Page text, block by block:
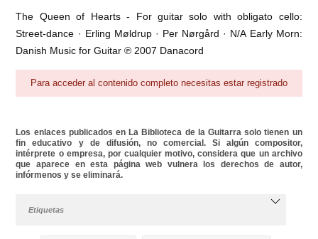
Área personal Reproductor
The Queen of Hearts - For guitar solo with obligato cello:
Street-dance · Erling Møldrup · Per Nørgård · N/A Early Morn:
Danish Music for Guitar ℗ 2007 Danacord
Para acceder al contenido completo necesitas estar registrado
Los enlaces publicados en La Biblioteca de la Guitarra solo tienen un
fin educativo y de difusión, no comercial. Si algún compositor,
intérprete o empresa, por cualquier motivo, considera que un archivo
que aparece en esta página web vulnera los derechos de autor,
infórmenos y se eliminará.
Etiquetas